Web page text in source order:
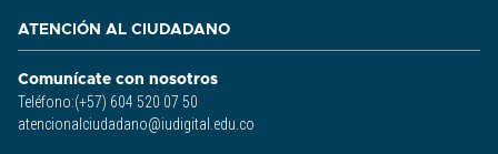
ATENCIÓN AL CIUDADANO
Comunícate con nosotros
Teléfono:(+57) 604 520 07 50
atencionalciudadano@iudigital.edu.co